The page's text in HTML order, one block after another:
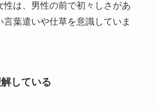
性は、男性の前で初々しさがあ
言葉遣いや仕草を意識していま
している